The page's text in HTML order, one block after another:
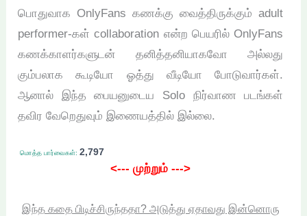
பொதுவாக OnlyFans கணக்கு வைத்திருக்கும் adult
performer-கள் collaboration என்ற பெயரில் OnlyFans
கணக்காளர்களுடன் தனித்தனியாகவோ அல்லது
கும்பலாக கூடியோ ஓத்து வீடியோ போடுவார்கள்.
ஆனால் இந்த பையனுடைய Solo நிர்வாண படங்கள்
தவிர வேறெதுவும் இணையத்தில் இல்லை.
மொத்த பார்வைகள்: 2,797
<--- முற்றும் --->
இந்த கதை பிடிச்சிருந்ததா? அடுத்து ஏதாவது இன்னொரு